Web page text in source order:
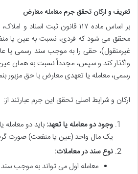
تعریف و ارکان تحقق جرم معامله معارض
بر اساس ماده ۱۱۷ قانون ثبت
محقق می شود که فردی، نسبت به عین یا
غیرمنقول)، حقی را به موجب سند رسمی
واگذار کند و سپس، مجدداً نسبت به همان
رسمی، معامله یا تعهدی معارض با حق مزبور
ارکان و شرایط اصلی تحقق این جرم عبارتند از:
وجود دو معامله یا تعهد: باید دو
یک مال واحد (عین یا منفعت) صورت
نوع سند در معاملات:
معامله اول می تواند به موجب